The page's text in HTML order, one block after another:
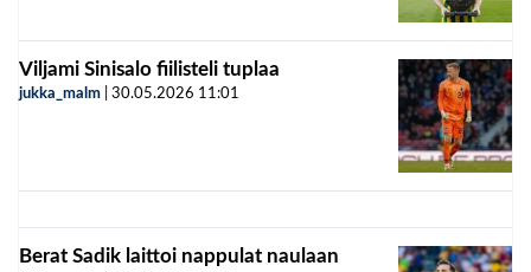
Viljami Sinisalo fiilisteli tuplaa
jukka_malm 30.05.2026 11:01
Berat Sadik laittoi nappulat naulaan